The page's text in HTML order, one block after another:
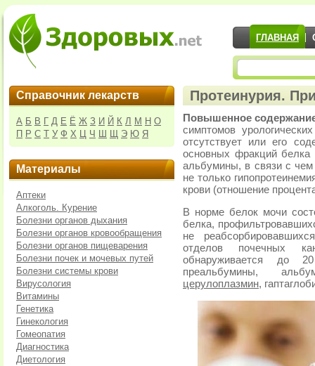
ГЛАВНАЯ
Справочник лекарств
А Б В Г Д Е Ё Ж З И Й К Л М Н О
П Р С Т У Ф Х Ц Ч Ш Щ Э Ю Я
Материалы
Аптеки
Алкоголь. Курение
Болезни органов дыхания
Болезни органов кровообращения
Болезни органов пищеварения
Болезни почек и мочевых путей
Болезни системы крови
Вирусология
Витамины
Генетика
Гинекология
Гомеопатия
Диагностика
Диетология
Протеинурия.
Повышенное
симптомов
отсутствует или его
основных фракций белка
альбумины, в связи с чем
не только
крови (отношение
В норме белок мочи
белка,
не
отделов почечных
обнаруживается до
преальбумины,
церулоплазмин,